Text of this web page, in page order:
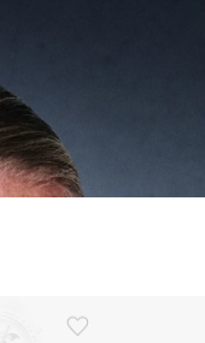
Ürünü istek listesine ekle veya listeden çıkar